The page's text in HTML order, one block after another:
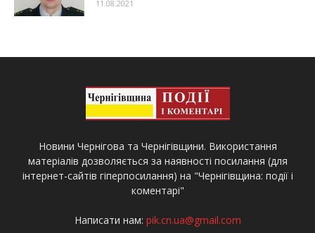
11.08.2021
Новини Чернігова та Чернігівщини. Використання
матеріалів дозволяється за наявності посилання (для
інтернет-сайтів гіперпосилання) на "Чернігівщина: події і
коментарі"
Написати нам: pik.cn.ua@gmail.com